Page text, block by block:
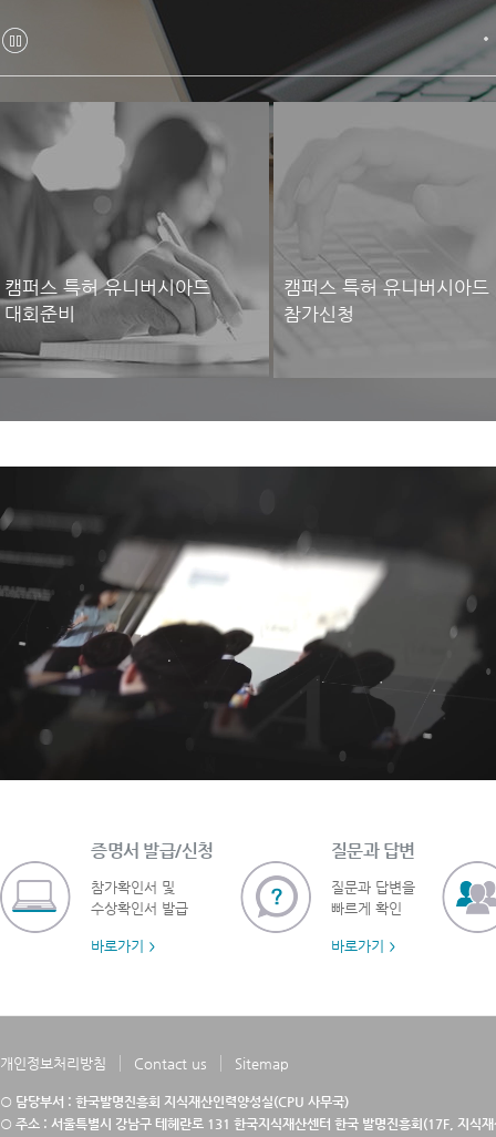
캠퍼스 특허 유니버시아드
대회준비
캠퍼스 특허 유니버시아드
참가신청
증명서 발급/신청
참가확인서 및
수상확인서 발급
바로가기
질문과 답변
질문과 답변을
빠르게 확인
바로가기
개인정보처리방침 Contact us Sitemap
○ 담당부서 : 한국발명진흥회 지식재산인력양성실(CPU 사무국)
○ 주소 : 서울특별시 강남구 테헤란로 131 한국지식재산센터 한국 발명진흥회(17F, 지식